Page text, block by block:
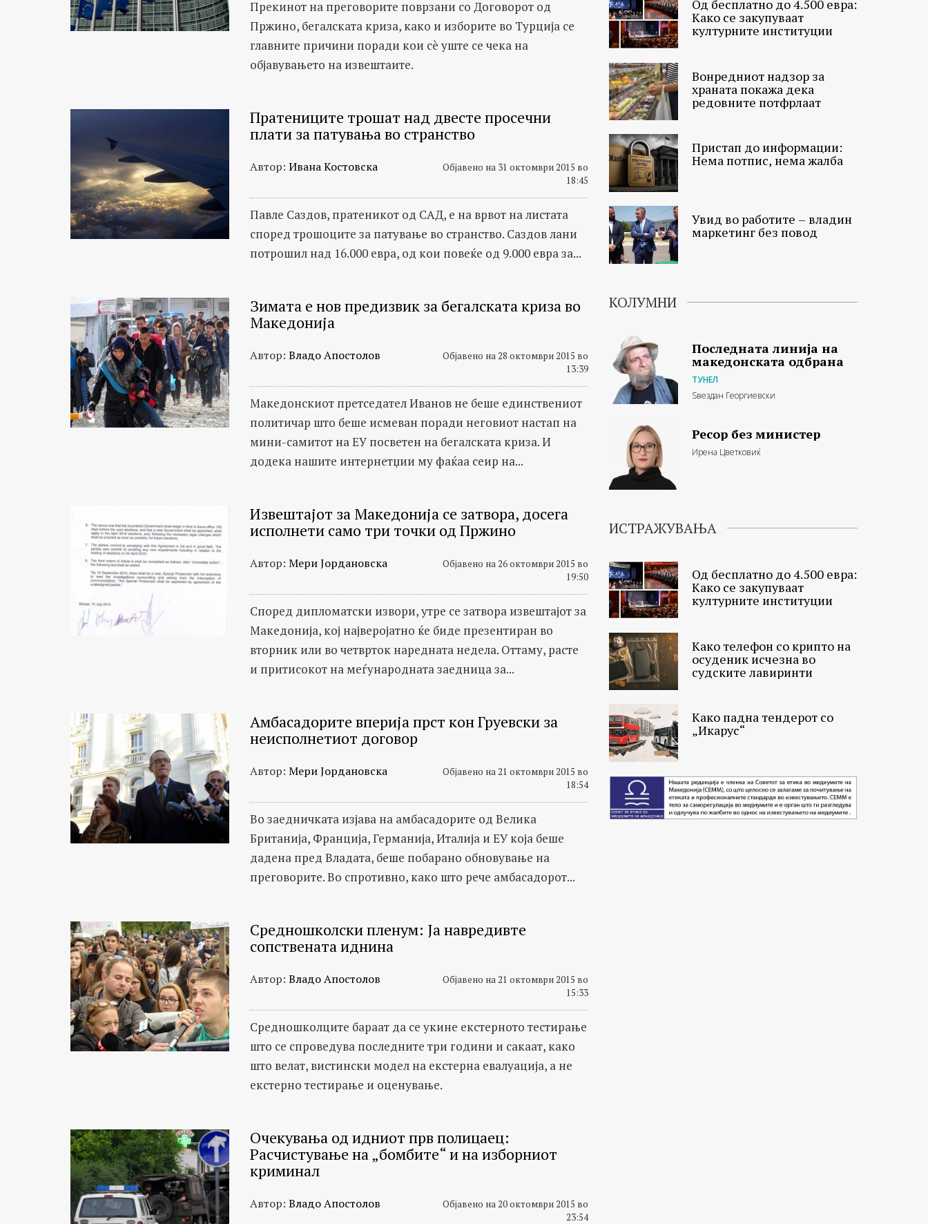
актуелни
случувања
Прекинот на преговорите поврзани со Договорот од
Пржино, бегалската криза, како и изборите во Турција се
главните причини поради кои сè уште се чека на
објавувањето на извештаите.
Пратениците трошат над двесте просечни
плати за патувања во странство
Автор: Ивана Костовска
Објавено на 31 октомври 2015 во
18:45
Павле Саздов, пратеникот од САД, е на врвот на листата
според трошоците за патување во странство. Саздов лани
потрошил над 16.000 евра, од кои повеќе од 9.000 евра за...
Зимата е нов предизвик за бегалската криза во
Македонија
Автор: Владо Апостолов
Објавено на 28 октомври 2015 во
13:39
Македонскиот претседател Иванов не беше единствениот
политичар што беше исмеван поради неговиот настап на
мини-самитот на ЕУ посветен на бегалската криза. И
додека нашите интернетџии му фаќаа сеир на...
Извештајот за Македонија се затвора, досега
исполнети само три точки од Пржино
Автор: Мери Јордановска
Објавено на 26 октомври 2015 во
19:50
Според дипломатски извори, утре се затвора извештајот за
Македонија, кој најверојатно ќе биде презентиран во
вторник или во четврток наредната недела. Оттаму, расте
и притисокот на меѓународната заедница за...
Амбасадорите вперија прст кон Груевски за
неисполнетиот договор
Автор: Мери Јордановска
Објавено на 21 октомври 2015 во
18:54
Во заедничката изјава на амбасадорите од Велика
Британија, Франција, Германија, Италија и ЕУ која беше
дадена пред Владата, беше побарано обновување на
преговорите. Во спротивно, како што рече амбасадорот...
Средношколски пленум: Ја навредивте
сопствената иднина
Автор: Владо Апостолов
Објавено на 21 октомври 2015 во
15:33
Средношколците бараат да се укине екстерното тестирање
што се спроведува последните три години и сакаат, како
што велат, вистински модел на екстерна евалуација, а не
екстерно тестирање и оценување.
Очекувања од идниот прв полицаец:
Расчистување на „бомбите“ и на изборниот
криминал
Автор: Владо Апостолов
Објавено на 20 октомври 2015 во
23:54
Од бесплатно до 4.500 евра:
Како се закупуваат
културните институции
Вонредниот надзор за
храната покажа дека
редовните потфрлаат
Пристап до информации:
Нема потпис, нема жалба
Увид во работите – владин
маркетинг без повод
КОЛУМНИ
Последната линија на
македонската одбрана
ТУНЕЛ
Ѕвездан Георгиевски
Ресор без министер
Ирена Цветковиќ
ИСТРАЖУВАЊА
Од бесплатно до 4.500 евра:
Како се закупуваат
културните институции
Како телефон со крипто на
осуденик исчезна во
судските лавиринти
Како падна тендерот со
„Икарус“